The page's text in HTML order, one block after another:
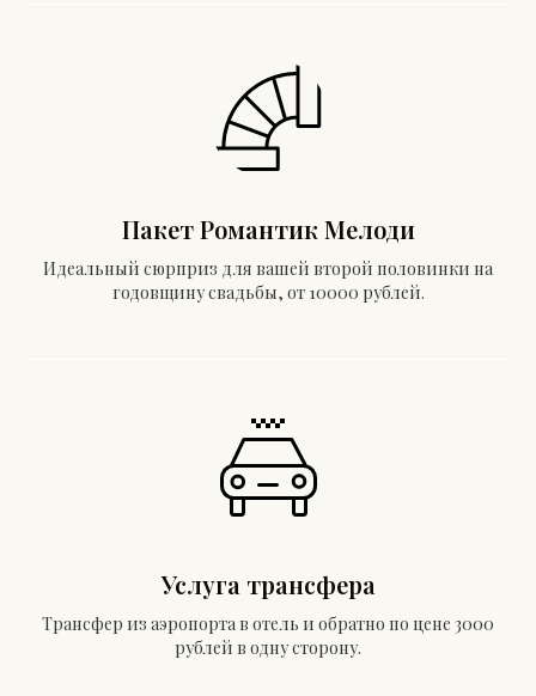
Пакет Романтик Мелоди
Идеальный сюрприз для вашей второй половинки на
годовщину свадьбы, от 10000 рублей.
Услуга трансфера
Трансфер из аэропорта в отель и обратно по цене 3000
рублей в одну сторону.